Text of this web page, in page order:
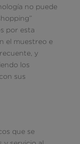
no puede
por esta
el muestreo e
y
los
sus
que se